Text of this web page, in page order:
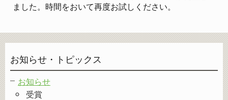
ました。時間をおいて再度お試しください。
お知らせ・トピックス
お知らせ
受賞